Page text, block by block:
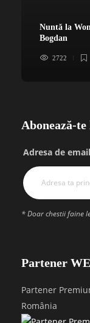
Nuntă la
Bogdan
2722
Abonează-
Adresa de
* Doar chestii faine
Partener
Partener
România